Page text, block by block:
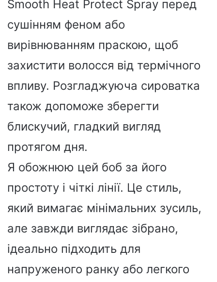
Smooth Heat Protect Spray перед
сушінням феном або
вирівнюванням праскою, щоб
захистити волосся від термічного
впливу. Розгладжуюча сироватка
також допоможе зберегти
блискучий, гладкий вигляд
протягом дня.
Я обожнюю цей боб за його
простоту і чіткі лінії. Це стиль,
який вимагає мінімальних зусиль,
але завжди виглядає зібрано,
ідеально підходить для
напруженого ранку або легкого